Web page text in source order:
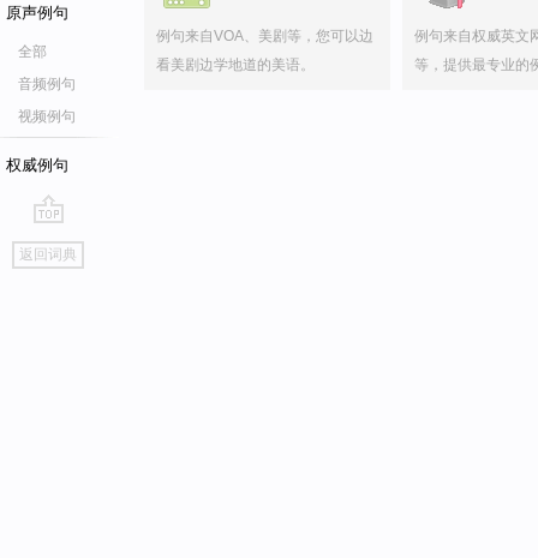
原声例句
全部
音频例句
视频例句
权威例句
go
top
返回词典
例句来自VOA、美剧等，您可以边
看美剧边学地道的美语。
例句来自权威英文
等，提供最专业的